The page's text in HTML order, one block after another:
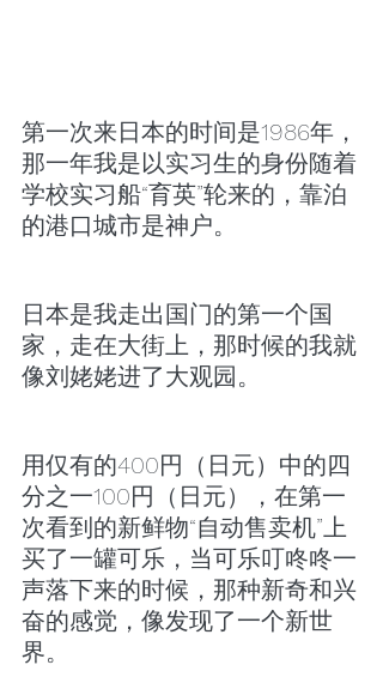
第一次来日本的时间是1986年，
那一年我是以实习生的身份随着
学校实习船“育英”轮来的，靠泊
的港口城市是神户。
日本是我走出国门的第一个国
家，走在大街上，那时候的我就
像刘姥姥进了大观园。
用仅有的400円（日元）中的四
分之一100円（日元），在第一
次看到的新鲜物“自动售卖机”上
买了一罐可乐，当可乐叮咚咚一
声落下来的时候，那种新奇和兴
奋的感觉，像发现了一个新世
界。